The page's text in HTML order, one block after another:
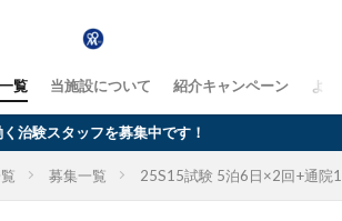
覧 当施設について 紹介キャンペーン よ
タッフを募集中です！
募集一覧 25S15試験 5泊6日×2回+通院